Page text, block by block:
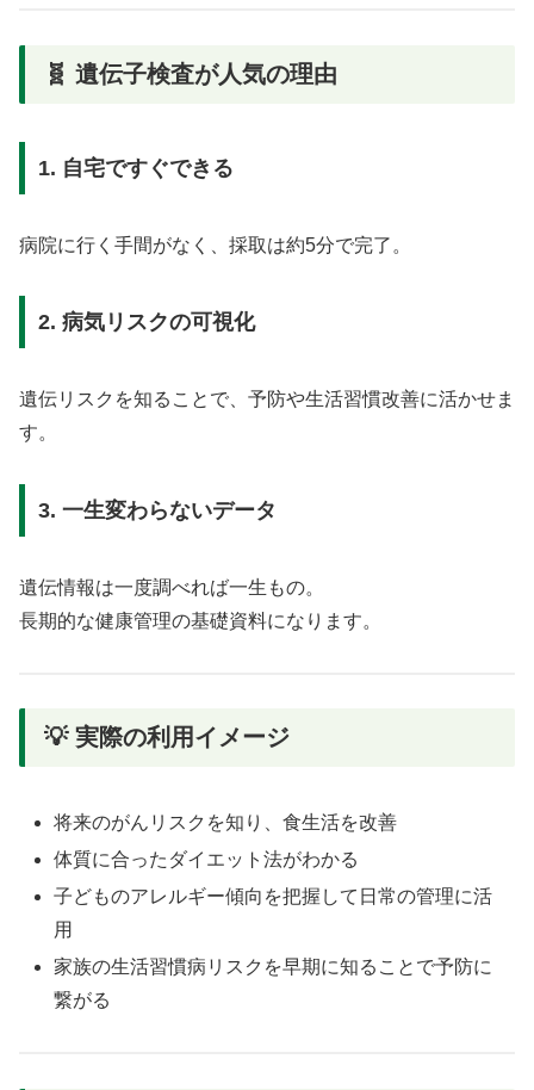
🧬 遺伝子検査が人気の理由
1. 自宅ですぐできる
病院に行く手間がなく、採取は約5分で完了。
2. 病気リスクの可視化
遺伝リスクを知ることで、予防や生活習慣改善に活かせま
す。
3. 一生変わらないデータ
遺伝情報は一度調べれば一生もの。
長期的な健康管理の基礎資料になります。
💡 実際の利用イメージ
将来のがんリスクを知り、食生活を改善
体質に合ったダイエット法がわかる
子どものアレルギー傾向を把握して日常の管理に活
用
家族の生活習慣病リスクを早期に知ることで予防に
繋がる